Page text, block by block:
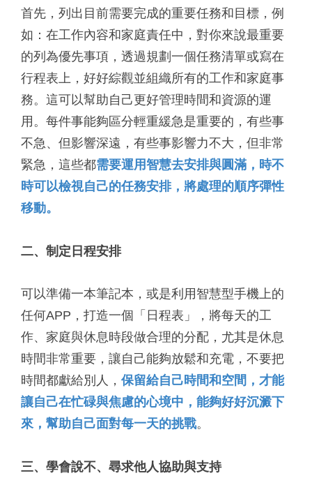
首先，列出目前需要完成的重要任務和目標，例
如：在工作內容和家庭責任中，對你來說最重要
的列為優先事項，透過規劃一個任務清單或寫在
行程表上，好好綜觀並組織所有的工作和家庭事
務。這可以幫助自己更好管理時間和資源的運
用。每件事能夠區分輕重緩急是重要的，有些事
不急、但影響深遠，有些事影響力不大，但非常
緊急，這些都需要運用智慧去安排與圓滿，時不
時可以檢視自己的任務安排，將處理的順序彈性
移動。
二、制定日程安排
可以準備一本筆記本，或是利用智慧型手機上的
任何APP，打造一個「日程表」，將每天的工
作、家庭與休息時段做合理的分配，尤其是休息
時間非常重要，讓自己能夠放鬆和充電，不要把
時間都獻給別人， 保留給自己時間和空間，才能
讓自己在忙碌與焦慮的心境中，能夠好好沉澱下
來，幫助自己面對每一天的挑戰。
三、學會說不、尋求他人協助與支持